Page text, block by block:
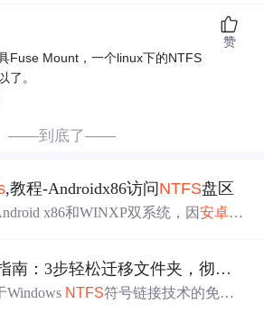
Fuse Mount，一个linux下的NTFS
了。
赞
——到底了——
,教程-Androidx86访问 NTFS盘区
x86和WINXP双系统，因安卓原
、建目录、获取设备名、建立对应
等步骤。
FreeMove终极指南：3步轻松迁移文件夹，彻底解决C盘空间不足难题
Windows NTFS符号链接技术的免费